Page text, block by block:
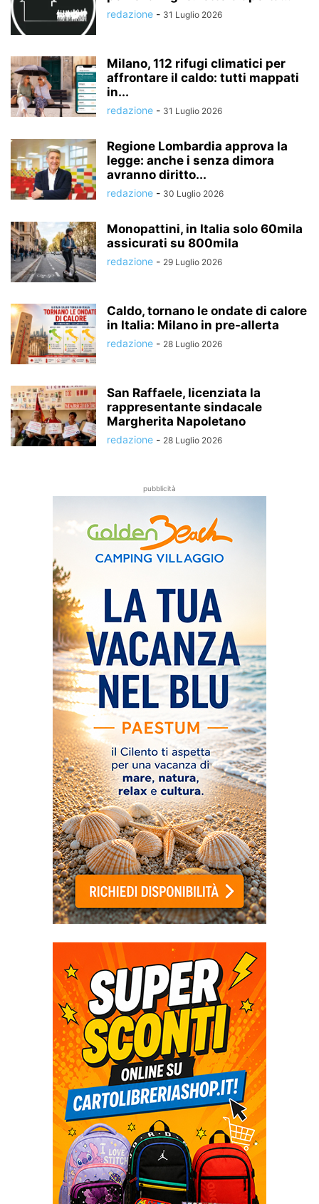
redazione - 31 Luglio 2026
Milano, 112 rifugi climatici per
affrontare il caldo: tutti mappati
in...
redazione - 31 Luglio 2026
Regione Lombardia approva la
legge: anche i senza dimora
avranno diritto...
redazione - 30 Luglio 2026
Monopattini, in Italia solo 60mila
assicurati su 800mila
redazione - 29 Luglio 2026
Caldo, tornano le ondate di calore
in Italia: Milano in pre-allerta
redazione - 28 Luglio 2026
San Raffaele, licenziata la
rappresentante sindacale
Margherita Napoletano
redazione - 28 Luglio 2026
pubblicità